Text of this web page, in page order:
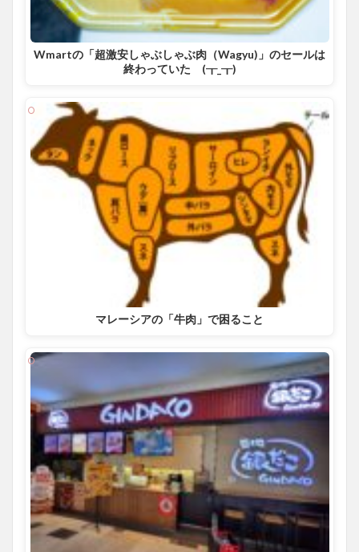
Wmartの「超激安しゃぶしゃぶ肉（Wagyu)」のセールは
終わっていた (┰_┰)
マレーシアの「牛肉」で困ること